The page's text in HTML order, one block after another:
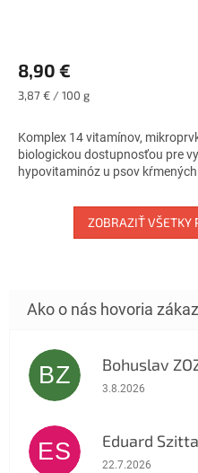
produktu
je
5,0
5
hviezdičiek.
8,90 €
Jednotková
3,87 € / 100 g
Komplex 14 vitamínov,
biologickou dostupnosťou pre
hypovitaminóz u psov
ZOBRAZIŤ VŠETKY
BZ Bohuslav
Hodnotenie
3.8.2026
ES Eduard
Hodnotenie
22.7.2026